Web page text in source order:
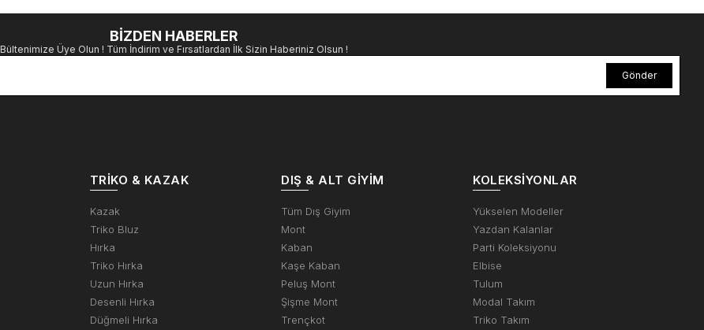
BİZDEN HABERLER
Bültenimize Üye Olun ! Tüm İndirim ve Fırsatlardan İlk Sizin Haberiniz Olsun !
Gönder
TRIKO & KAZAK
Kazak
Triko Bluz
Hırka
Triko Hırka
Uzun Hırka
Desenli Hırka
Düğmeli Hırka
DIŞ & ALT GIYIM
Tüm Dış Giyim
Mont
Kaban
Kaşe Kaban
Peluş Mont
Şişme Mont
Trençkot
KOLEKSIYONLAR
Yükselen Modeller
Yazdan Kalanlar
Parti Koleksiyonu
Elbise
Tulum
Modal Takım
Triko Takım